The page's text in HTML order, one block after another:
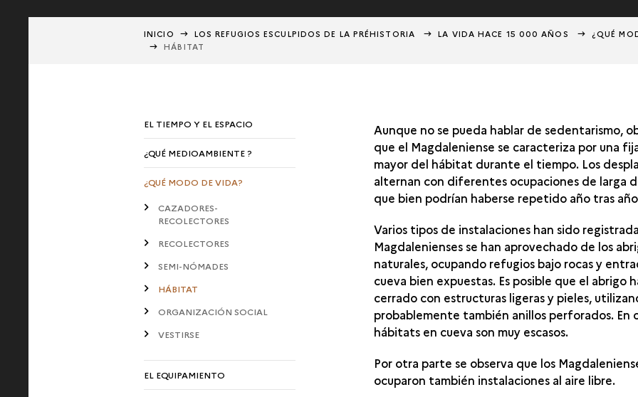
INICIO LOS REFUGIOS ESCULPIDOS DE LA PRÉHISTORIA LA VIDA HACE 15 000 AÑOS
¿QUÉ
HÁBITAT
EL TIEMPO Y EL ESPACIO
¿QUÉ MEDIOAMBIENTE ?
¿QUÉ MODO DE VIDA?
CAZADORES-
RECOLECTORES
RECOLECTORES
SEMI-NÓMADES
HÁBITAT
ORGANIZACIÓN SOCIAL
VESTIRSE
EL EQUIPAMIENTO
Aunque no se pueda hablar de sedentarismo,
que el Magdaleniense se caracteriza por una
mayor del hábitat durante el tiempo. Los
alternan con diferentes ocupaciones de larga
que bien podrían haberse repetido año tras
Varios tipos de instalaciones han sido
Magdalenienses se han aprovechado de los
naturales, ocupando refugios bajo rocas y
cueva bien expuestas. Es posible que el abrigo
cerrado con estructuras ligeras y pieles,
probablemente también anillos perforados. En
hábitats en cueva son muy escasos.
Por otra parte se observa que los
ocuparon también instalaciones al aire libre.